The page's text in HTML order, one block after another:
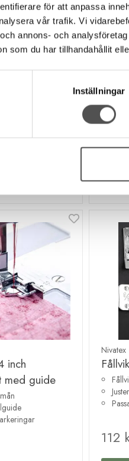
för att anpassa
vår trafik. Vi
annons- och
som du har tillhandahållit
Inställningar
ny
Singer
För
68
inch
med guide
Nivatex
112